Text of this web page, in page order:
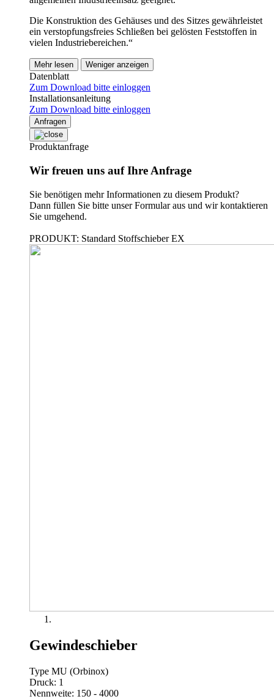
Die Konstruktion des Gehäuses und des Sitzes gewährleistet
ein verstopfungsfreies Schließen bei gelösten Feststoffen in
vielen Industriebereichen.“
Mehr lesen Weniger anzeigen
Datenblatt
Zum Download bitte einloggen
Installationsanleitung
Zum Download bitte einloggen
Anfragen
Produktanfrage
Wir freuen uns auf Ihre Anfrage
Sie benötigen mehr Informationen zu diesem Produkt?
Dann füllen Sie bitte unser Formular aus und wir kontaktieren
Sie umgehend.
PRODUKT: Standard Stoffschieber EX
Gewindeschieber
Type MU (Orbinox)
Druck: 1
Nennweite: 150 - 4000